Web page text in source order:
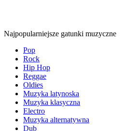
Najpopularniejsze gatunki muzyczne
Pop
Rock
Hip Hop
Reggae
Oldies
Muzyka latynoska
Muzyka klasyczna
Electro
Muzyka alternatywna
Dub